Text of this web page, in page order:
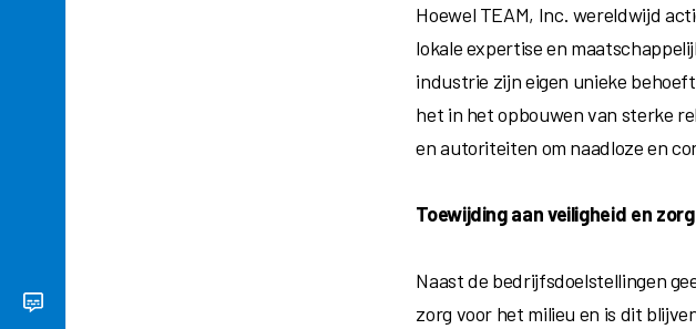
Hoewel TEAM, Inc. wereldwijd
lokale expertise en
industrie zijn eigen unieke
het in het opbouwen van sterke
en autoriteiten om naadloze en
Toewijding aan veiligheid en
Naast de bedrijfsdoelstellingen
zorg voor het milieu en is dit